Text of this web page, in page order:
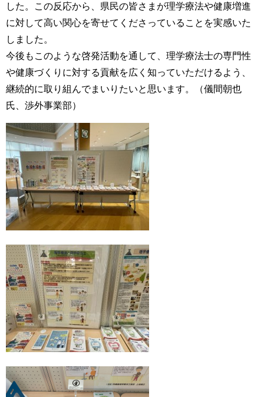
した。この反応から、県民の皆さまが理学療法や健康増進
に対して高い関心を寄せてくださっていることを実感いた
しました。
今後もこのような啓発活動を通して、理学療法士の専門性
や健康づくりに対する貢献を広く知っていただけるよう、
継続的に取り組んでまいりたいと思います。（儀間朝也
氏、渉外事業部）